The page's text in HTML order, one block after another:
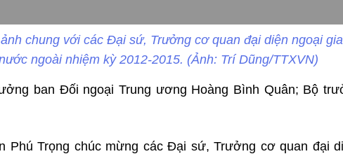
chung với các Đại sứ, Trưởng cơ quan đại diện ngoại
ngoài nhiệm kỳ 2012-2015. (Ảnh: Trí Dũng/TTXVN)
ban Đối ngoại Trung ương Hoàng Bình Quân; Bộ
Phú Trọng chúc mừng các Đại sứ, Trưởng cơ quan đại